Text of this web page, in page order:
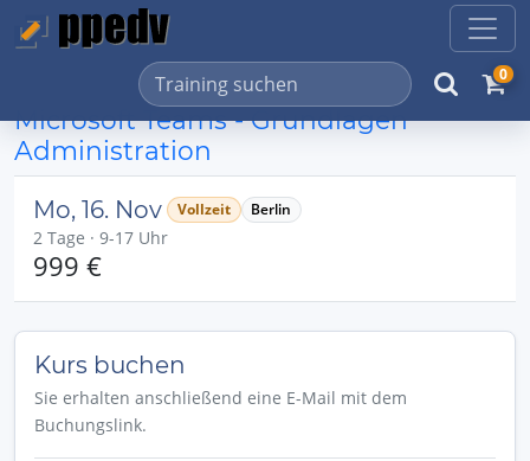
0
Microsoft Teams - Grundlagen
Administration
Mo, 16. Nov Vollzeit Berlin
2 Tage · 9-17 Uhr
999 €
Kurs buchen
Sie erhalten anschließend eine E-Mail mit dem
Buchungslink.